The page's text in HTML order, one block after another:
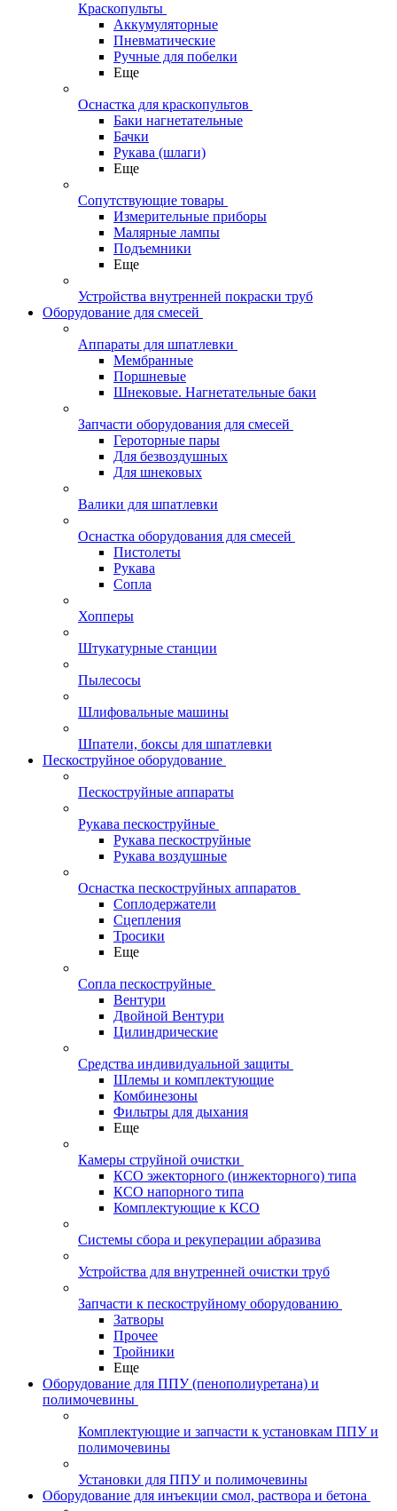
Краскопульты
Аккумуляторные
Пневматические
Ручные для побелки
Еще
Оснастка для краскопультов
Баки нагнетательные
Бачки
Рукава (шлаги)
Еще
Сопутствующие товары
Измерительные приборы
Малярные лампы
Подъемники
Еще
Устройства внутренней покраски труб
Оборудование для смесей
Аппараты для шпатлевки
Мембранные
Поршневые
Шнековые. Нагнетательные баки
Запчасти оборудования для смесей
Героторные пары
Для безвоздушных
Для шнековых
Валики для шпатлевки
Оснастка оборудования для смесей
Пистолеты
Рукава
Сопла
Хопперы
Штукатурные станции
Пылесосы
Шлифовальные машины
Шпатели, боксы для шпатлевки
Пескоструйное оборудование
Пескоструйные аппараты
Рукава пескоструйные
Рукава пескоструйные
Рукава воздушные
Оснастка пескоструйных аппаратов
Соплодержатели
Сцепления
Тросики
Еще
Сопла пескоструйные
Вентури
Двойной Вентури
Цилиндрические
Средства индивидуальной защиты
Шлемы и комплектующие
Комбинезоны
Фильтры для дыхания
Еще
Камеры струйной очистки
КСО эжекторного (инжекторного) типа
КСО напорного типа
Комплектующие к КСО
Системы сбора и рекуперации абразива
Устройства для внутренней очистки труб
Запчасти к пескоструйному оборудованию
Затворы
Прочее
Тройники
Еще
Оборудование для ППУ (пенополиуретана) и
полимочевины
Комплектующие и запчасти к установкам ППУ и
полимочевины
Установки для ППУ и полимочевины
Оборудование для инъекции смол, раствора и бетона